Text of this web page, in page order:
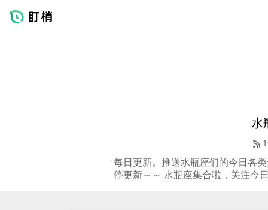
水
每日更新。推送水瓶座们的今日各
停更新～～ 水瓶座集合啦，关注今